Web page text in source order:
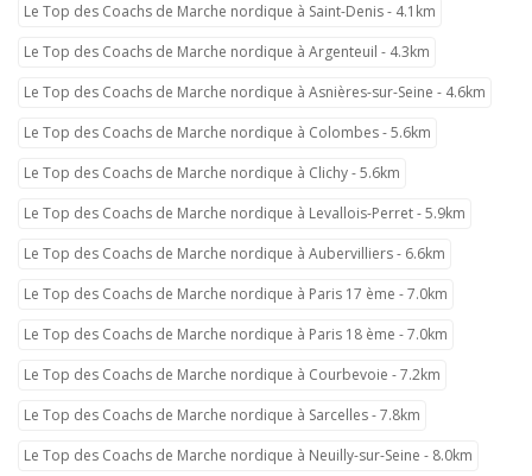
Le Top des Coachs de Marche nordique à Saint-Denis - 4.1km
Le Top des Coachs de Marche nordique à Argenteuil - 4.3km
Le Top des Coachs de Marche nordique à Asnières-sur-Seine - 4.6km
Le Top des Coachs de Marche nordique à Colombes - 5.6km
Le Top des Coachs de Marche nordique à Clichy - 5.6km
Le Top des Coachs de Marche nordique à Levallois-Perret - 5.9km
Le Top des Coachs de Marche nordique à Aubervilliers - 6.6km
Le Top des Coachs de Marche nordique à Paris 17 ème - 7.0km
Le Top des Coachs de Marche nordique à Paris 18 ème - 7.0km
Le Top des Coachs de Marche nordique à Courbevoie - 7.2km
Le Top des Coachs de Marche nordique à Sarcelles - 7.8km
Le Top des Coachs de Marche nordique à Neuilly-sur-Seine - 8.0km